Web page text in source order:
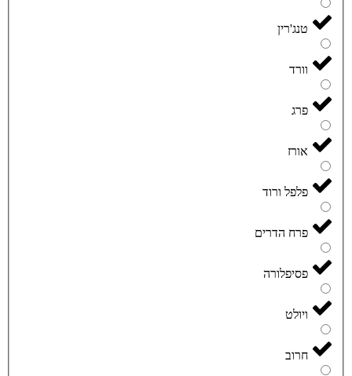
טנג'רין
וורד
פרג
אורז
פלפל ורוד
פרח הדרים
פסיפלורה
ויולט
חרוב